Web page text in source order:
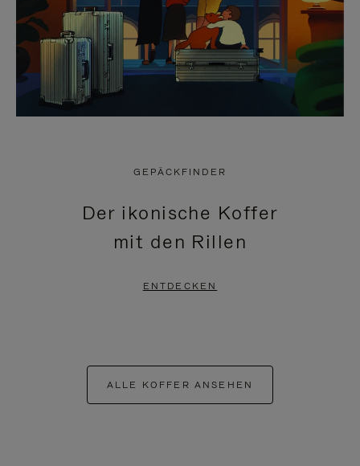
GEPÄCKFINDER
Der ikonische Koffer
mit den Rillen
ENTDECKEN
ALLE KOFFER ANSEHEN